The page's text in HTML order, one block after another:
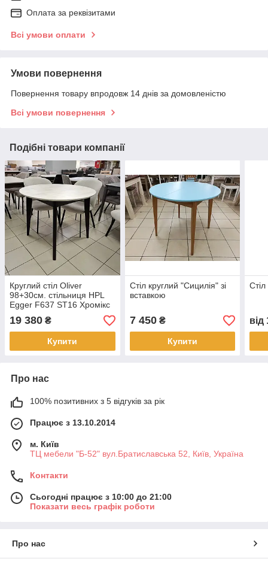
Оплата за реквізитами
Всі умови оплати
Умови повернення
Повернення товару впродовж 14 днів за домовленістю
Всі умови повернення
Подібні товари компанії
Круглий стіл Oliver
98+30см. стільниця HPL
Egger F637 ST16 Хромікс
білий
19 380 ₴
Купити
Стіл круглий "Сицилія" зі
вставкою
7 450₴
Купити
від
Про нас
100% позитивних з 5 відгуків за рік
Працює з 13.10.2014
м. Київ
ТЦ мебели "Б-52" вул.Братиславська 52, Київ, Україна
Контакти
Сьогодні працює з 10:00 до 21:00
Показати весь графік роботи
Про нас